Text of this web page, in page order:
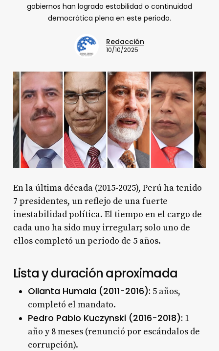
gobiernos han logrado estabilidad o continuidad
democrática plena en este periodo.
Redacción
10/10/2025
En la última década (2015-2025), Perú ha tenido
7 presidentes, un reflejo de una fuerte
inestabilidad política. El tiempo en el cargo de
cada uno ha sido muy irregular; solo uno de
ellos completó un periodo de 5 años.
Lista y duración aproximada
Ollanta Humala (2011-2016): 5 años,
completó el mandato.
Pedro Pablo Kuczynski (2016-2018): 1
año y 8 meses (renunció por escándalos de
corrupción).